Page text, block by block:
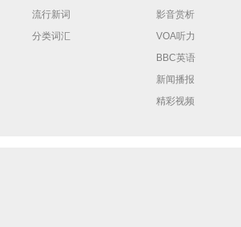
流行新词
分类词汇
影音赏析
VOA听力
BBC英语
新闻播报
精彩视频